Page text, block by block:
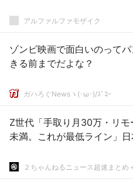
アルファルファモザイク
ゾンビ映画で面白いのって
きる前までだよな？
ガハろぐNewsヽ(･ω･)/ｽﾞｺｰ
Z世代「手取り月30万・リ
未満。これが最低ライン」
２ちゃんねるニュース超速まとめ